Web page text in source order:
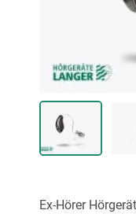
Karriere
Über uns
Ex-Hörer